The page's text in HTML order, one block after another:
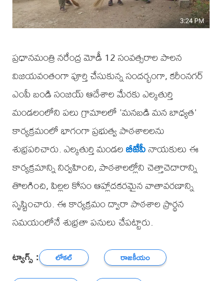
ప్రధానమంత్రి నరేంద్ర మోడీ 12 సంవత్సరాల పాలన
విజయవంతంగా పూర్తి చేసుకున్న సందర్భంగా, కరీంనగర్
ఎంపీ బండి సంజయ్ ఆదేశాల మేరకు ఎల్కతుర్తి
మండలంలోని పలు గ్రామాలలో 'మనబడి మన బాధ్యత'
కార్యక్రమంలో భాగంగా ప్రభుత్వ పాఠశాలలను
శుభ్రపరిచారు. ఎల్కతుర్తి మండలబీజేపీనాయకులు ఈ
కార్యక్రమాన్ని నిర్వహించి, పాఠశాలల్లోని చెత్తాచెదారాన్ని
తొలగించి, పిల్లల కోసం ఆహ్లాదకరమైన వాతావరణాన్ని
సృష్టించారు. ఈ కార్యక్రమం ద్వారా పాఠశాల ప్రార్థన
సమయంలోనే శుభ్రతా పనులు చేపట్టారు.
ట్యాగ్స్ : లోకల్
రాజకీయం